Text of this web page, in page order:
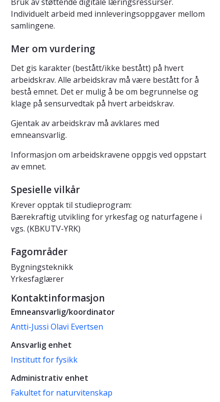
Individuelt arbeid med innleveringsoppgaver mellom
samlingene.
Mer om vurdering
Det gis karakter (bestått/ikke bestått) på hvert
arbeidskrav. Alle arbeidskrav må være bestått for å
bestå emnet. Det er mulig å be om begrunnelse og
klage på sensurvedtak på hvert arbeidskrav.
Gjentak av arbeidskrav må avklares med
emneansvarlig.
Informasjon om arbeidskravene oppgis ved oppstart
av emnet.
Spesielle vilkår
Krever opptak til studieprogram:
Bærekraftig utvikling for yrkesfag og naturfagene i
vgs. (KBKUTV-YRK)
Fagområder
Bygningsteknikk
Yrkesfaglærer
Kontaktinformasjon
Emneansvarlig/koordinator
Antti-Jussi Olavi Evertsen
Ansvarlig enhet
Institutt for fysikk
Administrativ enhet
Fakultet for naturvitenskap